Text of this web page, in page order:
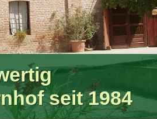
seit 1984
und
sich
seit
Jahren…
und
“von
für